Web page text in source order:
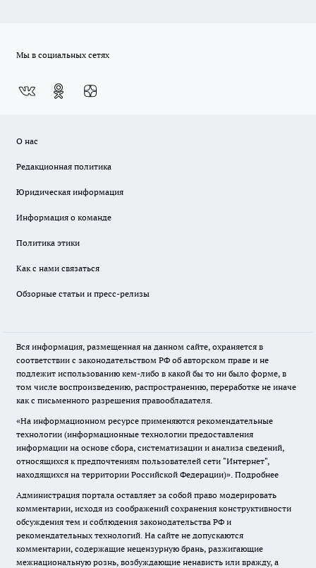
Мы в социальных сетях
О нас
Редакционная политика
Юридическая информация
Информация о команде
Политика этики
Как с нами связаться
Обзорные статьи и пресс-релизы
Вся информация, размещенная на данном сайте, охраняется в
соответствии с законодательством РФ об авторском праве и не
подлежит использованию кем-либо в какой бы то ни было форме, в
том числе воспроизведению, распространению, переработке не иначе
как с письменного разрешения правообладателя.
«На информационном ресурсе применяются рекомендательные
технологии (информационные технологии предоставления
информации на основе сбора, систематизации и анализа сведений,
относящихся к предпочтениям пользователей сети "Интернет",
находящихся на территории Российской Федерации)». Подробнее
Администрация портала оставляет за собой право модерировать
комментарии, исходя из соображений сохранения конструктивности
обсуждения тем и соблюдения законодательства РФ и
рекомендательных технологий. На сайте не допускаются
комментарии, содержащие нецензурную брань, разжигающие
межнациональную рознь, возбуждающие ненависть или вражду, а